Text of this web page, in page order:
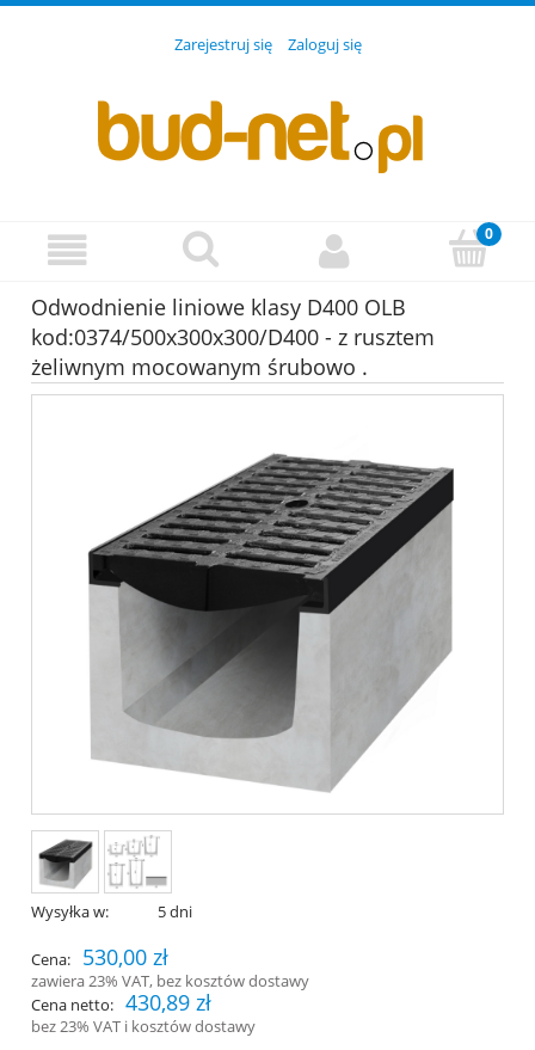
Zarejestruj się Zaloguj się
Odwodnienie liniowe klasy D400 OLB
kod:0374/500x300x300/D400 - z rusztem
żeliwnym mocowanym śrubowo .
Wysyłka w: 5 dni
Cena: 530,00 zł
zawiera 23% VAT, bez kosztów dostawy
Cena netto: 430,89 zł
bez 23% VAT i kosztów dostawy